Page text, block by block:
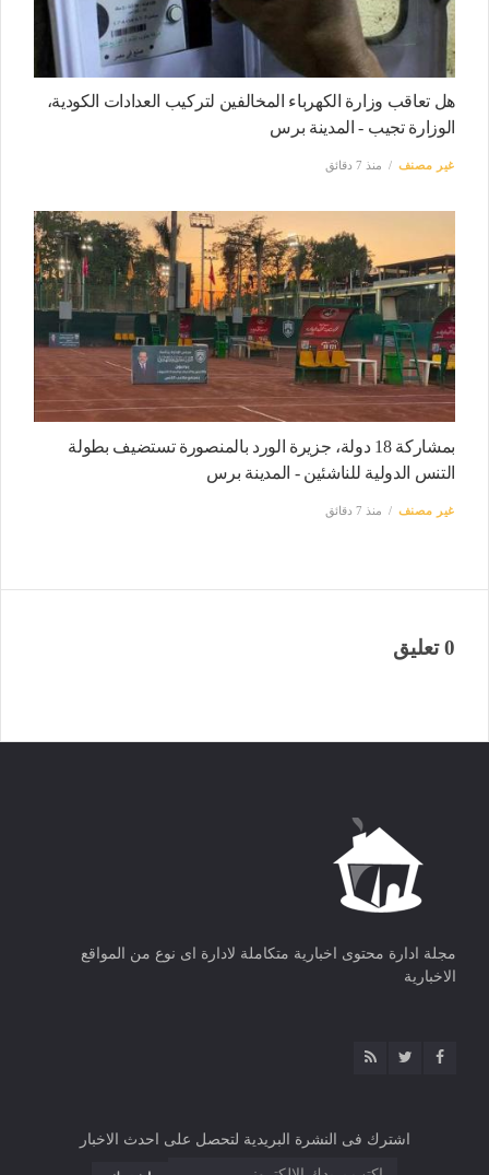
هل تعاقب وزارة الكهرباء المخالفين لتركيب العدادات الكودية،
الوزارة تجيب - المدينة برس
غير مصنف منذ 7 دقائق
بمشاركة 18 دولة، جزيرة الورد بالمنصورة تستضيف بطولة
التنس الدولية للناشئين - المدينة برس
غير مصنف منذ 7 دقائق
0 تعليق
مجلة ادارة محتوى اخبارية متكاملة لادارة اى نوع من المواقع
الاخبارية
اشترك فى النشرة البريدية لتحصل على احدث الاخبار